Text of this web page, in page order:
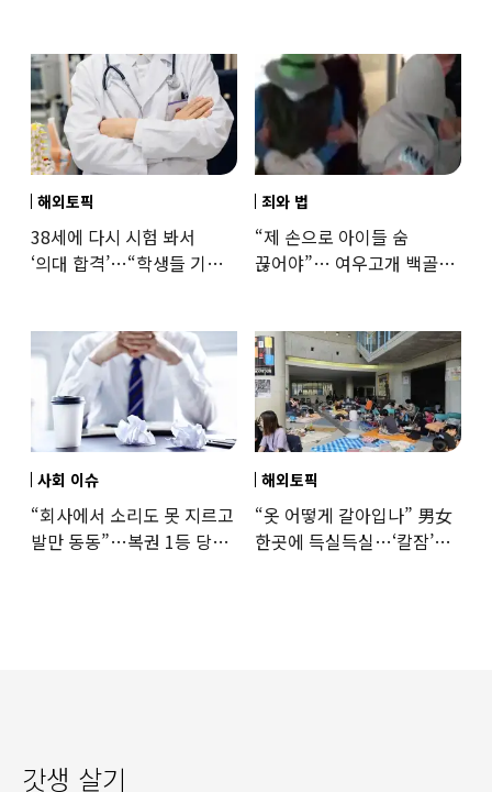
해외토픽
38세에 다시 시험 봐서
‘의대 합격’…“학생들 기회
죄와 법
“제 손으로 아이들 숨
끊어야”… 여우고개 백골
사회 이슈
“회사에서 소리도 못 지르고
발만 동동”…복권 1등 당첨
해외토픽
“옷 어떻게 갈아입나” 男女
한곳에 득실득실…‘칼잠’
갓생 살기